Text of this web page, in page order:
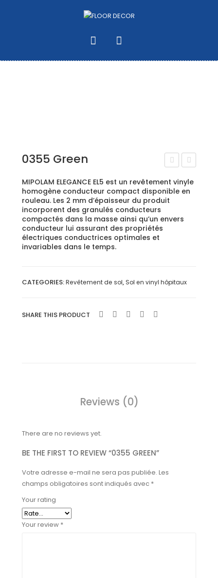
Bas
4
0355 Green
MIPOLAM ELEGANCE EL5 est un revêtement vinyle
homogène conducteur compact disponible en
rouleau. Les 2 mm d’épaisseur du produit
incorporent des granulés conducteurs
compactés dans la masse ainsi qu’un envers
conducteur lui assurant des propriétés
électriques conductrices optimales et
invariables dans le temps.
CATEGORIES:Revêtement de sol,Sol en vinyl hôpitaux
SHARE THIS PRODUCT
Reviews (0)
There are no reviews yet.
BE THE FIRST TO REVIEW “0355 GREEN”
Votre adresse e-mail ne sera pas publiée. Les
champs obligatoires sont indiqués avec *
Your rating
Your review *